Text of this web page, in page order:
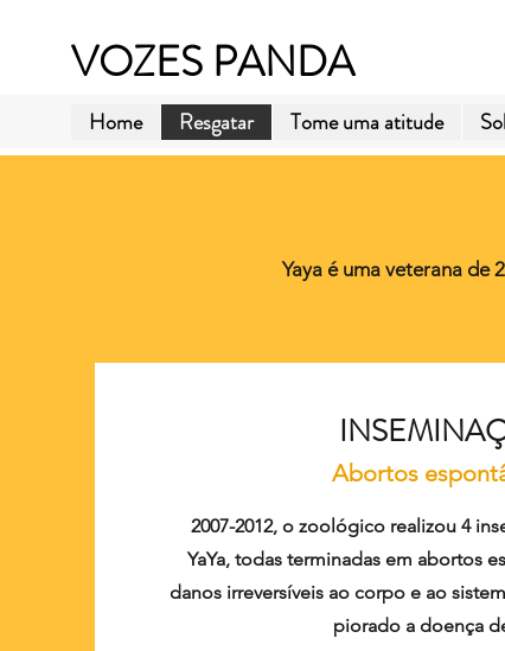
VOZES PANDA
Home Resgatar Tome uma atitude
Yaya é uma veterana de
Abortos
2007-2012, o zoológico realizou 4
YaYa, todas terminadas em abortos
danos irreversíveis ao corpo e ao
piorado a doença